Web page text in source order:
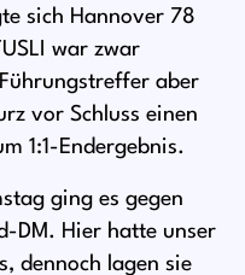
sich Hannover 78
war zwar
aber
vor Schluss einen
1:1-Endergebnis.
ging es gegen
DM. Hier hatte unser
dennoch lagen sie